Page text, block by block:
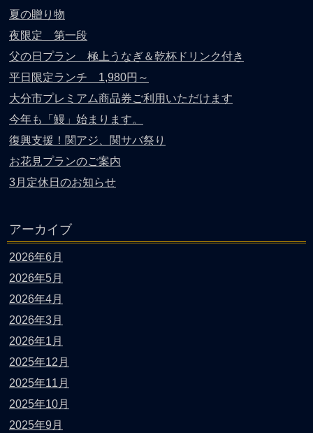
夏の贈り物
夜限定 第一段
父の日プラン 極上うなぎ＆乾杯ドリンク付き
平日限定ランチ 1,980円～
大分市プレミアム商品券ご利用いただけます
今年も「鰻」始まります。
復興支援！関アジ、関サバ祭り
お花見プランのご案内
3月定休日のお知らせ
アーカイブ
2026年6月
2026年5月
2026年4月
2026年3月
2026年1月
2025年12月
2025年11月
2025年10月
2025年9月